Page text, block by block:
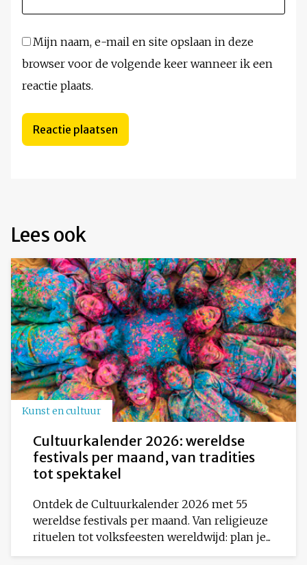
Mijn naam, e-mail en site opslaan in deze
browser voor de volgende keer wanneer ik een
reactie plaats.
Lees ook
Kunst en cultuur
Cultuurkalender 2026: wereldse
festivals per maand, van tradities
tot spektakel
Ontdek de Cultuurkalender 2026 met 55
wereldse festivals per maand. Van religieuze
rituelen tot volksfeesten wereldwijd: plan je...